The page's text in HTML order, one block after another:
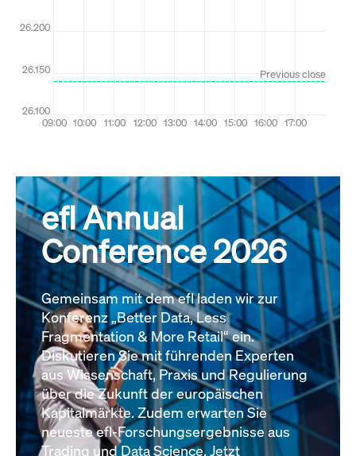
efl Annual
Conference 2026
Gemeinsam mit dem efl laden wir zur
Konferenz „Better Data, Less
Fragmentation & More Retail“ ein.
Diskutieren Sie mit führenden Experten
aus Wissenschaft, Praxis und Regulierung
über die Zukunft der europäischen
Kapitalmärkte. Zudem erwarten Sie
neueste efl-Forschungsergebnisse aus
Trading und Data Science. Jetzt